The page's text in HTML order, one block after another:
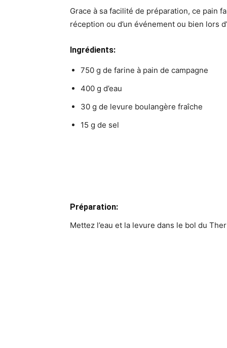
Grace à sa facilité de préparation, ce pain
réception ou d’un événement ou bien lors
Ingrédients:
750 g de farine à pain de campagne
400 g d’eau
30 g de levure boulangère fraîche
15 g de sel
Préparation:
Mettez l’eau et la levure dans le bol du